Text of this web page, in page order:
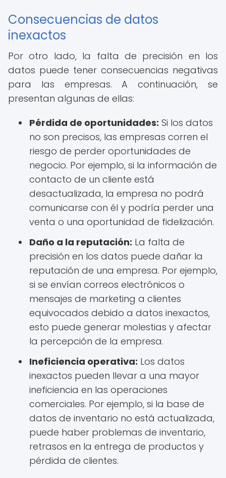
Consecuencias de datos
inexactos
Por otro lado, la falta de precisión en los
datos puede tener consecuencias negativas
para las empresas. A continuación, se
presentan algunas de ellas:
Pérdida de oportunidades: Si los datos
no son precisos, las empresas corren el
riesgo de perder oportunidades de
negocio. Por ejemplo, si la información de
contacto de un cliente está
desactualizada, la empresa no podrá
comunicarse con él y podría perder una
venta o una oportunidad de fidelización.
Daño a la reputación: La falta de
precisión en los datos puede dañar la
reputación de una empresa. Por ejemplo,
si se envían correos electrónicos o
mensajes de marketing a clientes
equivocados debido a datos inexactos,
esto puede generar molestias y afectar
la percepción de la empresa.
Ineficiencia operativa: Los datos
inexactos pueden llevar a una mayor
ineficiencia en las operaciones
comerciales. Por ejemplo, si la base de
datos de inventario no está actualizada,
puede haber problemas de inventario,
retrasos en la entrega de productos y
pérdida de clientes.